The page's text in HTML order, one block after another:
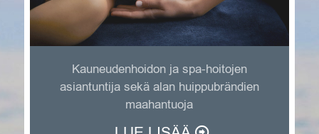
Kauneudenhoidon ja spa-hoitojen
asiantuntija sekä alan huippubrändien
maahantuoja